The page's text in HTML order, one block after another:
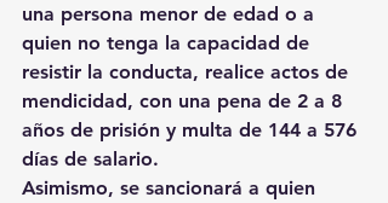
una persona menor de edad o a
quien no tenga la capacidad de
resistir la conducta, realice actos de
mendicidad, con una pena de 2 a 8
años de prisión y multa de 144 a 576
días de salario.
Asimismo, se sancionará a quien